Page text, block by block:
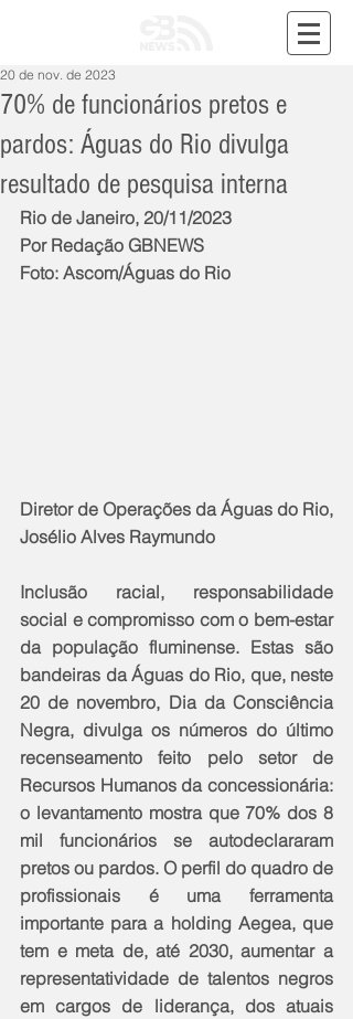
70% de funcionários pretos e
pardos: Águas do Rio divulga
resultado de pesquisa interna
20 de nov. de 2023
Rio de Janeiro, 20/11/2023
Por Redação GBNEWS
Foto: Ascom/Águas do Rio
Diretor de Operações da Águas do Rio,
Josélio Alves Raymundo
Inclusão racial, responsabilidade
social e compromisso com o bem-estar
da população fluminense. Estas são
bandeiras da Águas do Rio, que, neste
20 de novembro, Dia da Consciência
Negra, divulga os números do último
recenseamento feito pelo setor de
Recursos Humanos da concessionária:
o levantamento mostra que 70% dos 8
mil funcionários se autodeclararam
pretos ou pardos. O perfil do quadro de
profissionais é uma ferramenta
importante para a holding Aegea, que
tem e meta de, até 2030, aumentar a
representatividade de talentos negros
em cargos de liderança, dos atuais